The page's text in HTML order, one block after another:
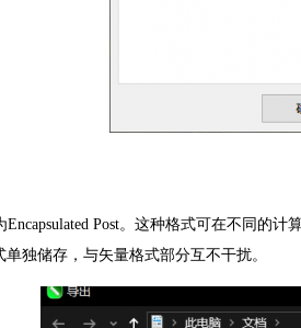
Encapsulated Post。这种格式可在不同的计
单独储存，与矢量格式部分互不干扰。